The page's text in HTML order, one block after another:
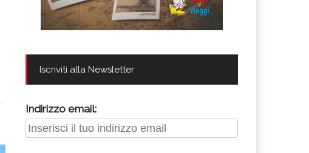
Iscriviti alla Newsletter
Indirizzo email: